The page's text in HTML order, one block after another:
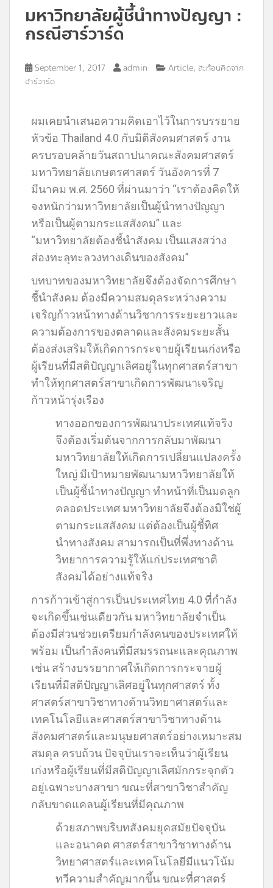
มหาวิทยาลัยผู้ชี้นำทางปัญญา :
กรณีฮาร์วาร์ด
September 1, 2017 admin Article, สะท้อนคิดจาก
ฮาร์วาร์ด
ผมเคยนำเสนอความคิดเอาไว้ในการบรรยาย
หัวข้อ Thailand 4.0 กับมิติสังคมศาสตร์ งาน
ครบรอบคล้ายวันสถาปนาคณะสังคมศาสตร์
มหาวิทยาลัยเกษตรศาสตร์ วันอังคารที่ 7
มีนาคม พ.ศ. 2560 ที่ผ่านมาว่า “เราต้องคิดให้
จงหนักว่ามหาวิทยาลัยเป็นผู้นำทางปัญญา
หรือเป็นผู้ตามกระแสสังคม” และ
“มหาวิทยาลัยต้องชี้นำสังคม เป็นแสงสว่าง
ส่องทะลุทะลวงทางเดินของสังคม”
บทบาทของมหาวิทยาลัยจึงต้องจัดการศึกษา
ชี้นำสังคม ต้องมีความสมดุลระหว่างความ
เจริญก้าวหน้าทางด้านวิชาการระยะยาวและ
ความต้องการของตลาดและสังคมระยะสั้น
ต้องส่งเสริมให้เกิดการกระจายผู้เรียนเก่งหรือ
ผู้เรียนที่มีสติปัญญาเลิศอยู่ในทุกศาสตร์สาขา
ทำให้ทุกศาสตร์สาขาเกิดการพัฒนาเจริญ
ก้าวหน้ารุ่งเรือง
ทางออกของการพัฒนาประเทศแท้จริง
จึงต้องเริ่มต้นจากการกลับมาพัฒนา
มหาวิทยาลัยให้เกิดการเปลี่ยนแปลงครั้ง
ใหญ่ มีเป้าหมายพัฒนามหาวิทยาลัยให้
เป็นผู้ชี้นำทางปัญญา ทำหน้าที่เป็นมดลูก
คลอดประเทศ มหาวิทยาลัยจึงต้องมิใช่ผู้
ตามกระแสสังคม แต่ต้องเป็นผู้ชี้ทิศ
นำทางสังคม สามารถเป็นที่พึ่งทางด้าน
วิทยาการความรู้ให้แก่ประเทศชาติ
สังคมได้อย่างแท้จริง
การก้าวเข้าสู่การเป็นประเทศไทย 4.0 ที่กำลัง
จะเกิดขึ้นเช่นเดียวกัน มหาวิทยาลัยจำเป็น
ต้องมีส่วนช่วยเตรียมกำลังคนของประเทศให้
พร้อม เป็นกำลังคนที่มีสมรรถนะและคุณภาพ
เช่น สร้างบรรยากาศให้เกิดการกระจายผู้
เรียนที่มีสติปัญญาเลิศอยู่ในทุกศาสตร์ ทั้ง
ศาสตร์สาขาวิชาทางด้านวิทยาศาสตร์และ
เทคโนโลยีและศาสตร์สาขาวิชาทางด้าน
สังคมศาสตร์และมนุษยศาสตร์อย่างเหมาะสม
สมดุล ครบถ้วน ปัจจุบันเราจะเห็นว่าผู้เรียน
เก่งหรือผู้เรียนที่มีสติปัญญาเลิศมักกระจุกตัว
อยู่เฉพาะบางสาขา ขณะที่สาขาวิชาสำคัญ
กลับขาดแคลนผู้เรียนที่มีคุณภาพ
ด้วยสภาพบริบทสังคมยุคสมัยปัจจุบัน
และอนาคต ศาสตร์สาขาวิชาทางด้าน
วิทยาศาสตร์และเทคโนโลยีมีแนวโน้ม
ทวีความสำคัญมากขึ้น ขณะที่ศาสตร์